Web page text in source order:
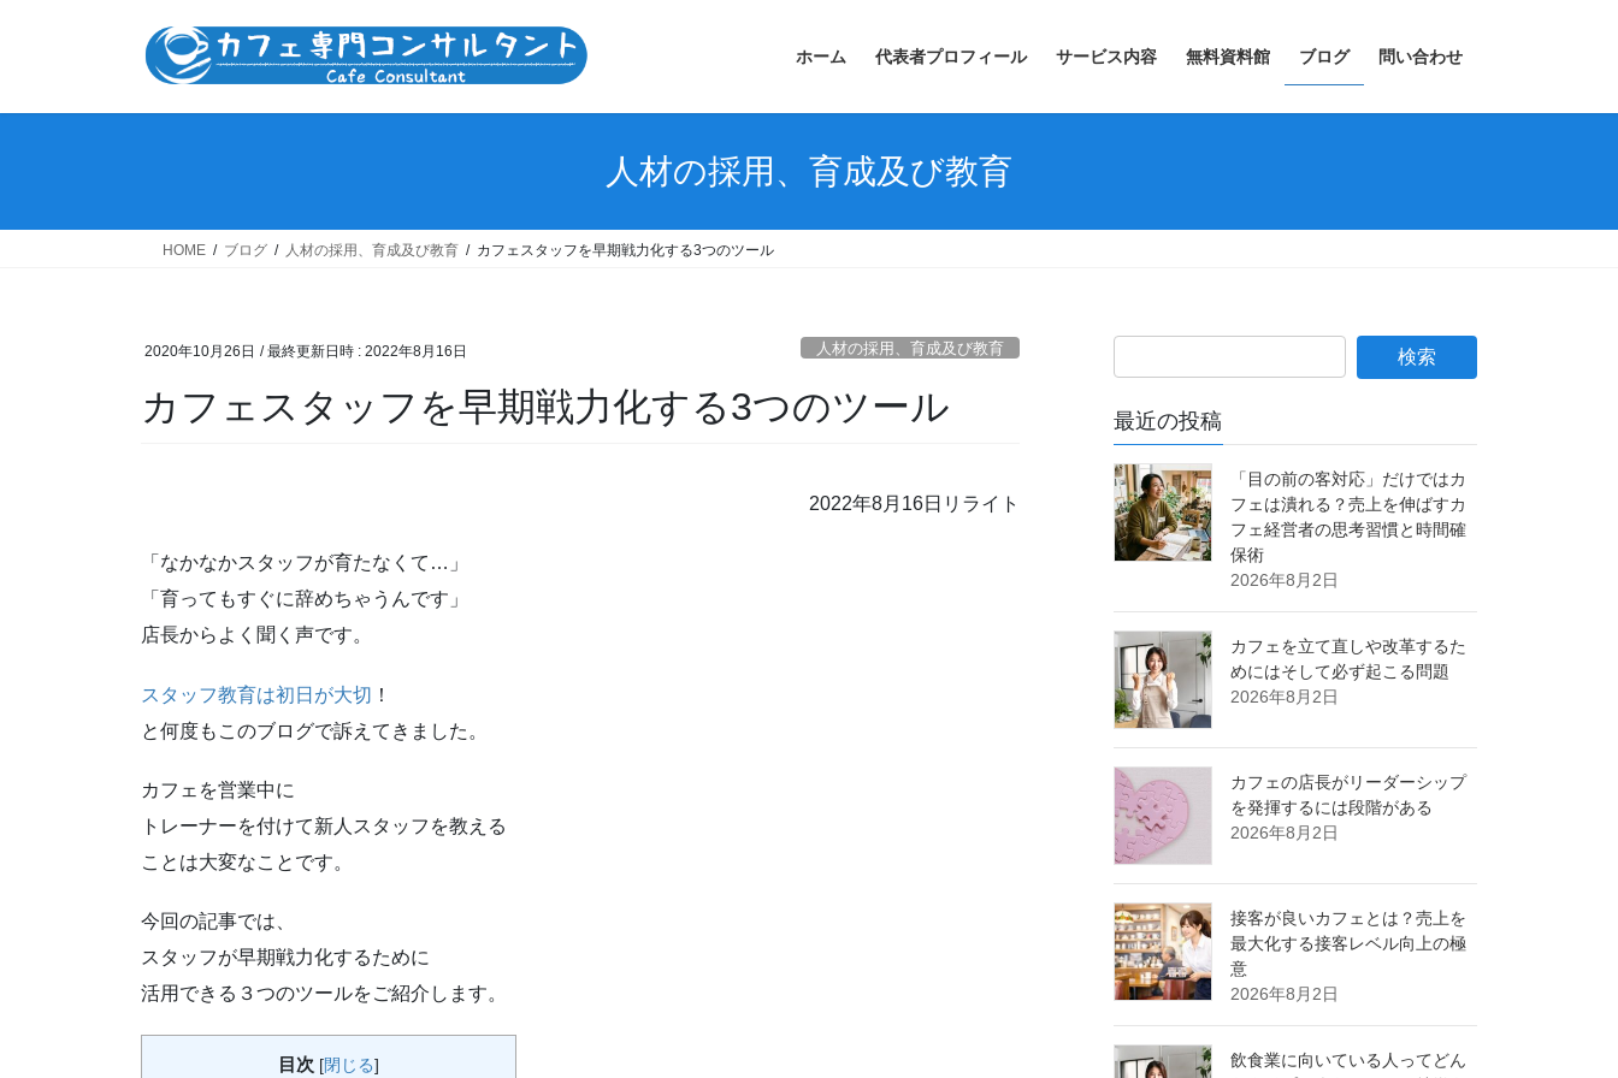
ホーム 代表者プロフィール サービス内容 無料資料館 ブログ 問い合わせ
人材の採用、育成及び教育
HOME ブログ 人材の採用、育成及び教育 カフェスタッフを早期戦力化する3つのツール
2020年10月26日 / 最終更新日時 : 2022年8月16日 人材の採用、育成及び教育
カフェスタッフを早期戦力化する3つのツール
2022年8月16日リライト
「なかなかスタッフが育たなくて…」
「育ってもすぐに辞めちゃうんです」
店長からよく聞く声です。
スタッフ教育は初日が大切 ！
と何度もこのブログで訴えてきました。
カフェを営業中に
トレーナーを付けて新人スタッフを教える
ことは大変なことです。
今回の記事では、
スタッフが早期戦力化するために
活用できる３つのツールをご紹介します。
目次 [閉じる]
最近の投稿
「目の前の客対応」だけではカ
フェは潰れる？売上を伸ばすカ
フェ経営者の思考習慣と時間確
保術
2026年8月2日
カフェを立て直しや改革するた
めにはそして必ず起こる問題
2026年8月2日
カフェの店長がリーダーシップ
を発揮するには段階がある
2026年8月2日
接客が良いカフェとは？売上を
最大化する接客レベル向上の極
意
2026年8月2日
飲食業に向いている人ってどん